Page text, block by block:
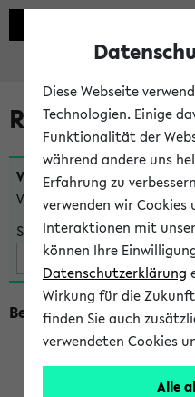
Veranstaltungen , bei
Veranstaltungsorte
Suche:
Beginn um 8 Uhr
219801
Diese Webseite
Technologien. Einige
Funktionalität der
während andere uns
Erfahrung zu
verwenden wir
Interaktionen mit
können Ihre
Datenschutzerklärung
Wirkung für die
finden Sie auch
verwendeten Cookies
Alle